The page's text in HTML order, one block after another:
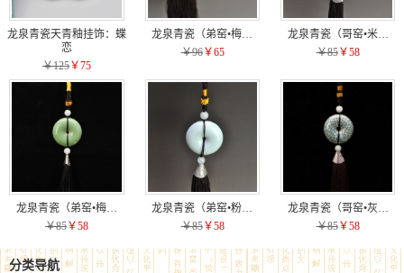
龙泉青瓷天青釉挂饰：蝶
恋
￥125￥75
龙泉青瓷（弟窑•梅…
￥96￥65
龙泉青瓷（哥窑•米…
￥85￥58
龙泉青瓷（弟窑•梅…
￥85￥58
龙泉青瓷（弟窑•粉…
￥85￥58
龙泉青瓷（哥窑•灰…
￥85￥58
分类导航